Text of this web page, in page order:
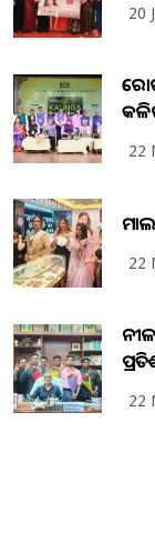
20
22
22
22